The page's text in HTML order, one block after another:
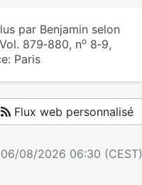
par Benjamin selon
879‑880, no8‑9,
Paris
Flux web personnalisé
08/2026 06:30 (CEST)